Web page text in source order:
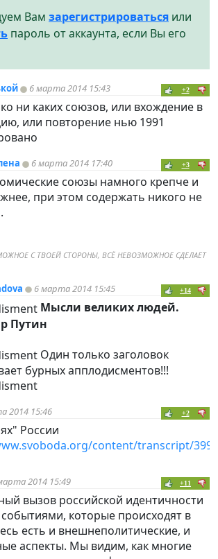
Вам зарегистрироваться или
пароль от аккаунта, если Вы его
6 марта 2014 15:43 +2
ни каких союзов, или вхождение в
или повторение нью 1991
6 марта 2014 17:40 +3
союзы намного крепче и
при этом содержать никого не
С ТВОЕЙ СТОРОНЫ, ВСЁ НЕВОЗМОЖНОЕ СДЕЛАЕТ
6 марта 2014 15:45 +14
Мысли великих людей.
Путин
Один только заголовок
бурных апплодисментов!!!
2014 15:46 +2
России
content/transcript/
2014 15:49 +11
вызов российской идентичности
событиями, которые происходят в
есть и внешнеполитические, и
аспекты. Мы видим, как многие